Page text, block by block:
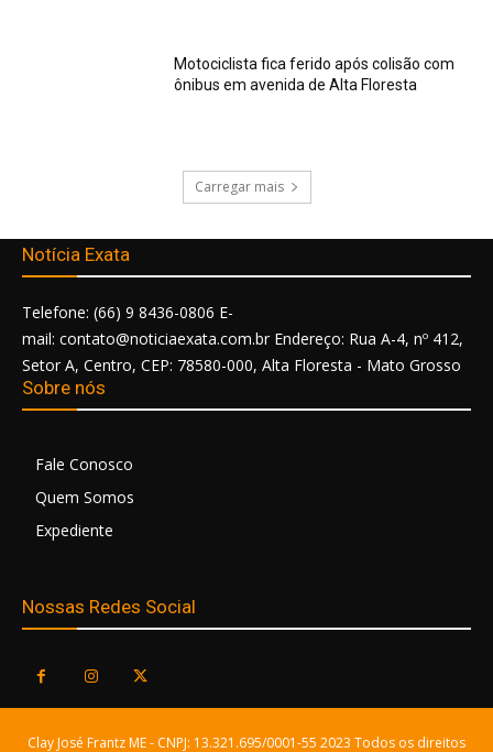
Motociclista fica ferido após colisão com
ônibus em avenida de Alta Floresta
Carregar mais
Notícia Exata
Telefone: (66) 9 8436-0806 E-
mail: contato@noticiaexata.com.br Endereço: Rua A-4, nº 412,
Setor A, Centro, CEP: 78580-000, Alta Floresta - Mato Grosso
Sobre nós
Fale Conosco
Quem Somos
Expediente
Nossas Redes Social
Clay José Frantz ME - CNPJ: 13.321.695/0001-55 2023 Todos os direitos